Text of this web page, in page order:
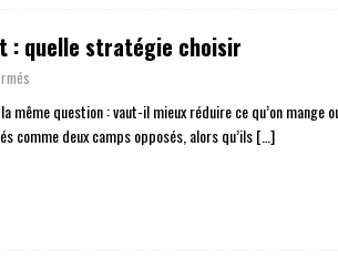
: quelle stratégie choisir
même question : vaut-il mieux réduire ce qu’on
comme deux camps opposés, alors qu’ils[…]